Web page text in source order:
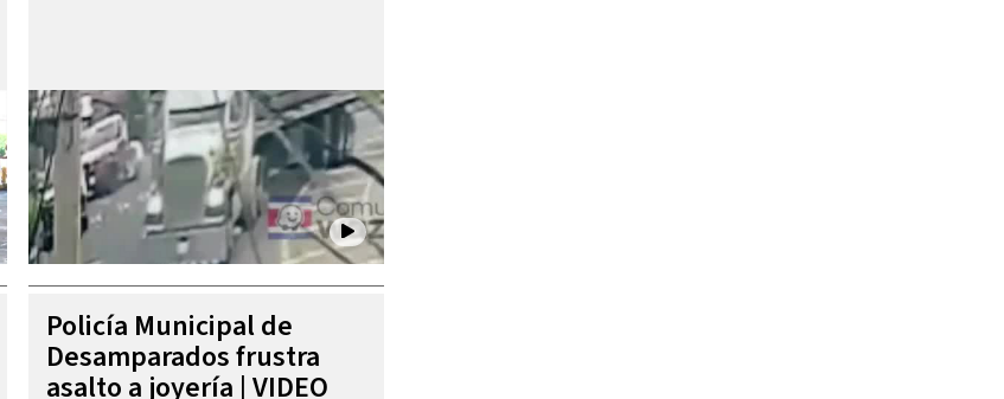
Policía Municipal de
Desamparados frustra
asalto a joyería | VIDEO